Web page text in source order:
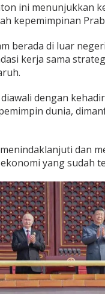
ini menunjukkan
kepemimpinan
berada di luar
kerja sama
dengan
dunia,
dan
yang sudah